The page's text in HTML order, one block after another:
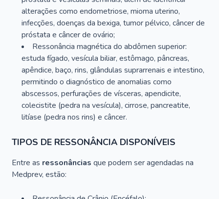
alterações como endometriose, mioma uterino,
infecções, doenças da bexiga, tumor pélvico, câncer de
próstata e câncer de ovário;
Ressonância magnética do abdômen superior:
estuda fígado, vesícula biliar, estômago, pâncreas,
apêndice, baço, rins, glândulas suprarrenais e intestino,
permitindo o diagnóstico de anomalias como
abscessos, perfurações de vísceras, apendicite,
colecistite (pedra na vesícula), cirrose, pancreatite,
litíase (pedra nos rins) e câncer.
TIPOS DE RESSONÂNCIA DISPONÍVEIS
Entre as ressonâncias que podem ser agendadas na
Medprev, estão: